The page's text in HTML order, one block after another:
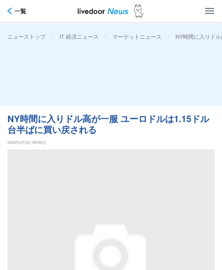
一覧
ニューストップ > IT 経済ニュース > マーケットニュース > NY時間に入りド
NY時間に入りドル高が一服 ユーロドルは1.15ドル
台半ばに買い戻される
2026年6月9日 0時55分